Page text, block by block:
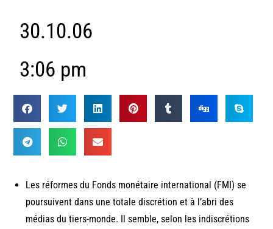
30.10.06
3:06 pm
Les réformes du Fonds monétaire international (FMI) se
poursuivent dans une totale discrétion et à l’abri des
médias du tiers-monde. Il semble, selon les indiscrétions